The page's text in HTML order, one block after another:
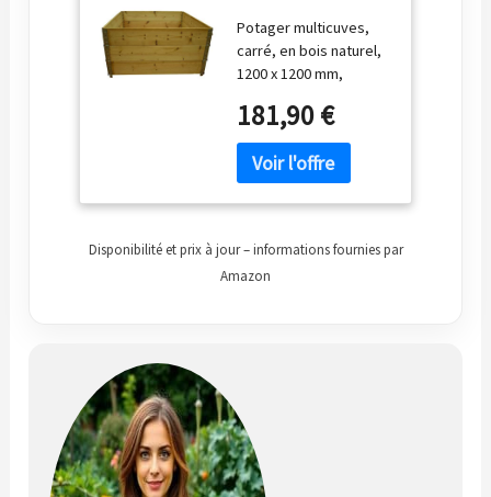
1200x1200mm
hauteur 585mm
Potager multicuves,
carré, en bois naturel,
1200 x 1200 mm,
PLANTEUR
181,90 €
Disponibilité et prix à jour – informations fournies par
Amazon